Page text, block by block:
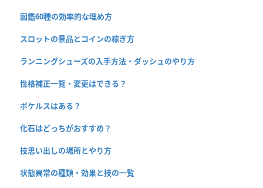
図鑑60種の効率的な埋め方
スロットの景品とコインの稼ぎ方
ランニングシューズの入手方法・ダッシュのやり方
性格補正一覧・変更はできる？
ポケルスはある？
化石はどっちがおすすめ？
技思い出しの場所とやり方
状態異常の種類・効果と技の一覧